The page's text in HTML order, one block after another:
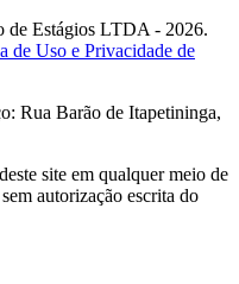
Estágios LTDA - 2026.
de Uso e Privacidade de
Rua Barão de Itapetininga,
site em qualquer meio de
autorização escrita do